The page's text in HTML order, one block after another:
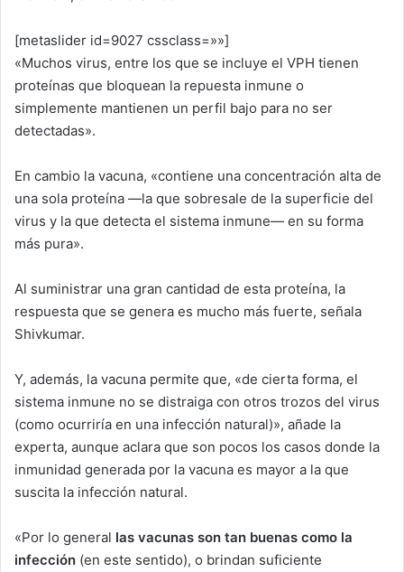
[metaslider id=9027 cssclass=»»]
«Muchos virus, entre los que se incluye el VPH tienen
proteínas que bloquean la repuesta inmune o
simplemente mantienen un perfil bajo para no ser
detectadas».
En cambio la vacuna, «contiene una concentración alta de
una sola proteína —la que sobresale de la superficie del
virus y la que detecta el sistema inmune— en su forma
más pura».
Al suministrar una gran cantidad de esta proteína, la
respuesta que se genera es mucho más fuerte, señala
Shivkumar.
Y, además, la vacuna permite que, «de cierta forma, el
sistema inmune no se distraiga con otros trozos del virus
(como ocurriría en una infección natural)», añade la
experta, aunque aclara que son pocos los casos donde la
inmunidad generada por la vacuna es mayor a la que
suscita la infección natural.
«Por lo general las vacunas son tan buenas como la
infección (en este sentido), o brindan suficiente